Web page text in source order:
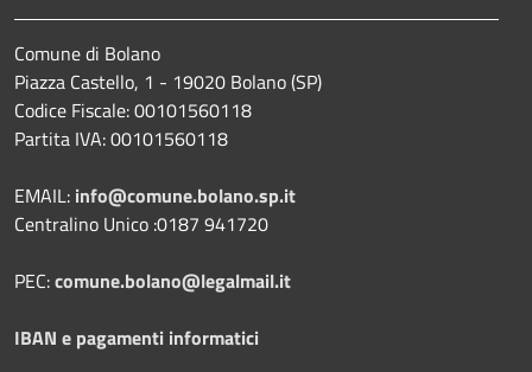
Comune di Bolano
Piazza Castello, 1 - 19020 Bolano (SP)
Codice Fiscale: 00101560118
Partita IVA: 00101560118
EMAIL: info@comune.bolano.sp.it
Centralino Unico :0187 941720
PEC:comune.bolano@legalmail.it
IBAN e pagamenti informatici